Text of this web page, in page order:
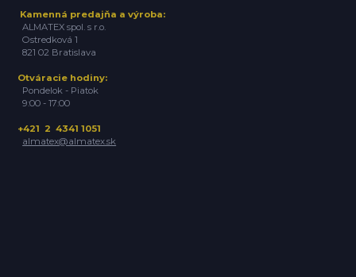
Kamenná predajňa a výroba:
ALMATEX spol. s r.o.
Ostredková 1
821 02 Bratislava
Otváracie hodiny:
Pondelok - Piatok
9:00 - 17:00
+421 2 4341 1051
almatex@almatex.sk